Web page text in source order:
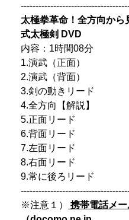
太極拳革命！全方向から
式太極剣 DVD
内容：1時間08分
1.演武（正面）
2.演武（背面）
3.剣の動きリード
4.全方向【解説】
5.正面リード
6.背面リード
7.左面リード
8.右面リード
9.常に後ろリード
※注意１）
携帯電話メー